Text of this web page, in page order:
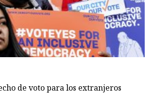
de voto para los extranjeros